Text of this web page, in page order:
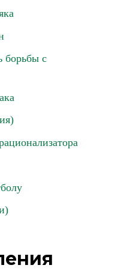
борьбы с